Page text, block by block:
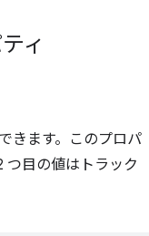
ィ
きます。このプロパ
つ目の値はトラック